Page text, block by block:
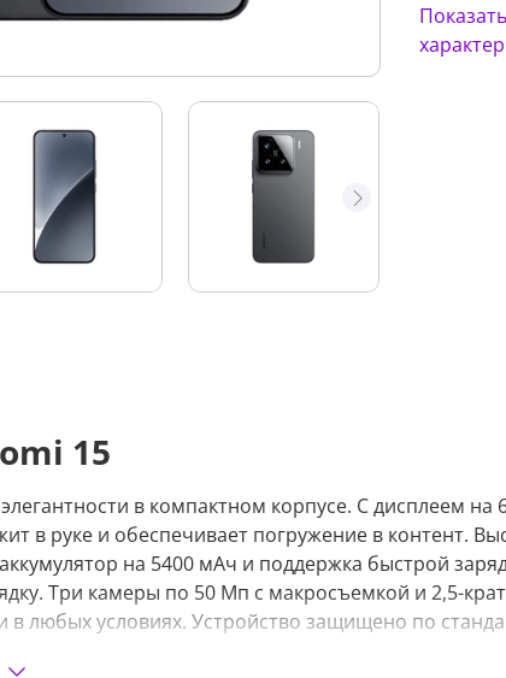
15
в компактном корпусе. С дисплеем
в руке и обеспечивает погружение в контент.
на 5400 мАч и поддержка быстрой
Три камеры по 50 Мп с макросъемкой и 2,5-
в любых условиях. Устройство защищено по